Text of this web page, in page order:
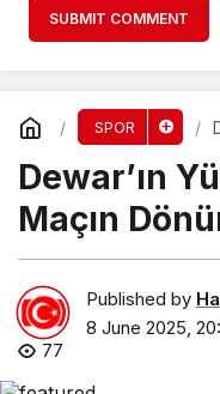
SUBMIT COMMENT
SPOR
Dewar’ın
Maçın
Published by
8 June 2025,
77